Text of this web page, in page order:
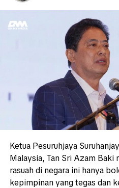
Ketua Pesuruhjaya
Malaysia, Tan Sri Azam Baki
rasuah di negara ini hanya
kepimpinan yang tegas dan